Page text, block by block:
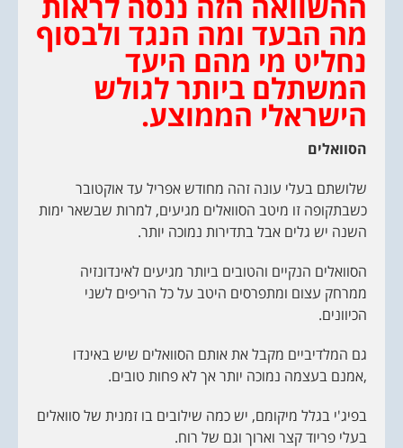
מה הבעד ומה הנגד ולבסוף
נחליט מי מהם היעד
המשתלם ביותר לגולש
הישראלי הממוצע.
הסוואלים
שלושתם בעלי עונה זהה מחודש אפריל עד אוקטובר
כשבתקופה זו מיטב הסוואלים מגיעים, למרות שבשאר ימות
השנה יש גלים אבל בתדירות נמוכה יותר.
הסוואלים הנקיים והטובים ביותר מגיעים לאינדונזיה
ממרחק עצום ומתפרסים היטב על כל הריפים לשני
הכיוונים.
גם המלדיביים מקבל את אותם הסוואלים שיש באינדו
,אמנם בעצמה נמוכה יותר אך לא פחות טובים.
בפיג'י בגלל מיקומם, יש כמה שילובים בו זמנית של סוואלים
בעלי פריוד קצר וארוך וגם של רוח.